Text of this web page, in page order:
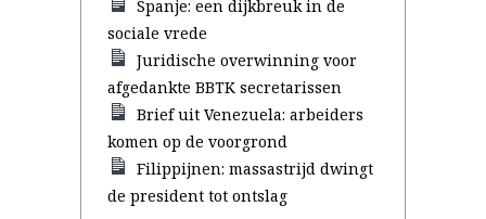
Spanje: een dijkbreuk in de
sociale vrede
Juridische overwinning voor
afgedankte BBTK secretarissen
Brief uit Venezuela: arbeiders
komen op de voorgrond
Filippijnen: massastrijd dwingt
de president tot ontslag